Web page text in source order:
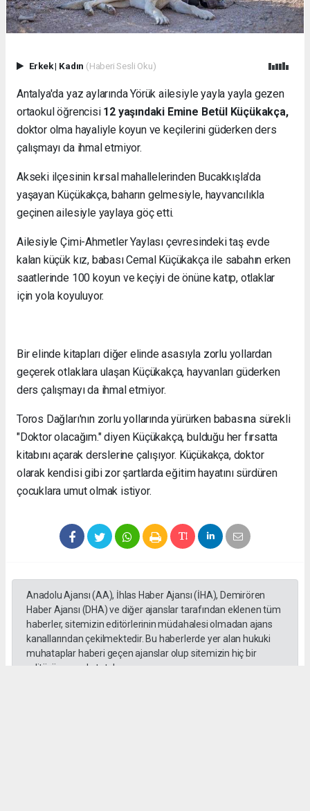
Erkek| Kadın (Haberi Sesli Oku)
Antalya'da yaz aylarında Yörük ailesiyle yayla yayla gezen
ortaokul öğrencisi 12 yaşındaki Emine Betül Küçükakça,
doktor olma hayaliyle koyun ve keçilerini güderken ders
çalışmayı da ihmal etmiyor.
Akseki ilçesinin kırsal mahallelerinden Bucakkışla'da
yaşayan Küçükakça, baharın gelmesiyle, hayvancılıkla
geçinen ailesiyle yaylaya göç etti.
Ailesiyle Çimi-Ahmetler Yaylası çevresindeki taş evde
kalan küçük kız, babası Cemal Küçükakça ile sabahın erken
saatlerinde 100 koyun ve keçiyi de önüne katıp, otlaklar
için yola koyuluyor.
Bir elinde kitapları diğer elinde asasıyla zorlu yollardan
geçerek otlaklara ulaşan Küçükakça, hayvanları güderken
ders çalışmayı da ihmal etmiyor.
Toros Dağları'nın zorlu yollarında yürürken babasına sürekli
"Doktor olacağım." diyen Küçükakça, bulduğu her fırsatta
kitabını açarak derslerine çalışıyor. Küçükakça, doktor
olarak kendisi gibi zor şartlarda eğitim hayatını sürdüren
çocuklara umut olmak istiyor.
Anadolu Ajansı (AA), İhlas Haber Ajansı (İHA), Demirören
Haber Ajansı (DHA) ve diğer ajanslar tarafından eklenen tüm
haberler, sitemizin editörlerinin müdahalesi olmadan ajans
kanallarından çekilmektedir. Bu haberlerde yer alan hukuki
muhataplar haberi geçen ajanslar olup sitemizin hiç bir
editörü sorumlu tutulamaz...